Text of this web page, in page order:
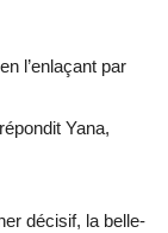
l’enlaçant par
Yana,
décisif, la belle-